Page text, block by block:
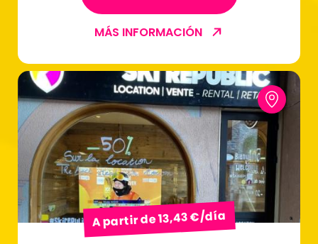
MÁS INFORMACIÓN
A partir de 13,43 €/día